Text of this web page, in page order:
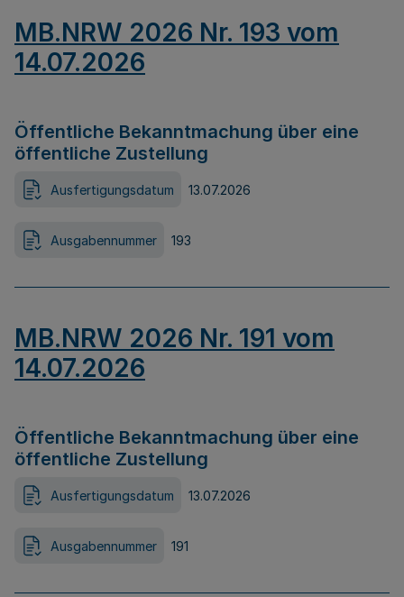
MB.NRW 2026 Nr. 193 vom
14.07.2026
Öffentliche Bekanntmachung über eine
öffentliche Zustellung
Ausfertigungsdatum 13.07.2026
Ausgabennummer 193
MB.NRW 2026 Nr. 191 vom
14.07.2026
Öffentliche Bekanntmachung über eine
öffentliche Zustellung
Ausfertigungsdatum 13.07.2026
Ausgabennummer 191